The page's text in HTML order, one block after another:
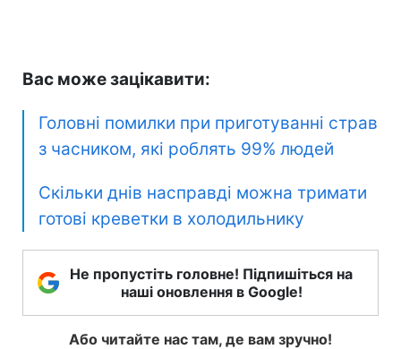
Вас може зацікавити:
Головні помилки при приготуванні страв
з часником, які роблять 99% людей
Скільки днів насправді можна тримати
готові креветки в холодильнику
Не пропустіть головне! Підпишіться на
наші оновлення в Google!
Або читайте нас там, де вам зручно!